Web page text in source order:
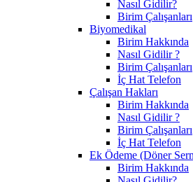
Nasıl Gidilir?
Birim Çalışanları
Biyomedikal
Birim Hakkında
Nasıl Gidilir ?
Birim Çalışanları
İç Hat Telefon
Çalışan Hakları
Birim Hakkında
Nasıl Gidilir ?
Birim Çalışanları
İç Hat Telefon
Ek Ödeme (Döner
Birim Hakkında